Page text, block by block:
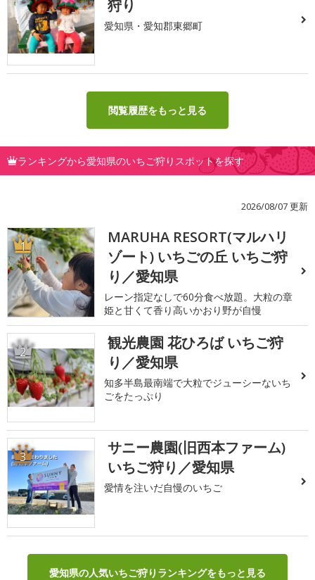
狩り
愛知県・愛知郡東郷町
閲覧履歴をもっと見る
ランキングから愛知県のいちご狩りスポットを探す
2026/08/07 更新
1
MARUHA RESORT(マルハリ
ゾート) いちごの丘 いちご狩
り／愛知県
レーン指定なしで60分食べ放題。大粒の章
姫と甘くて香り高いかおり野が自慢
2
観光農園 花ひろば いちご狩
り／愛知県
知多半島最南端で大粒でジューシーないち
ごをたっぷり
3
サニー農園(旧西本ファーム)
いちご狩り／愛知県
愛情を注いだ自慢のいちご
愛知県の人気いちご狩りランキングをもっと見る